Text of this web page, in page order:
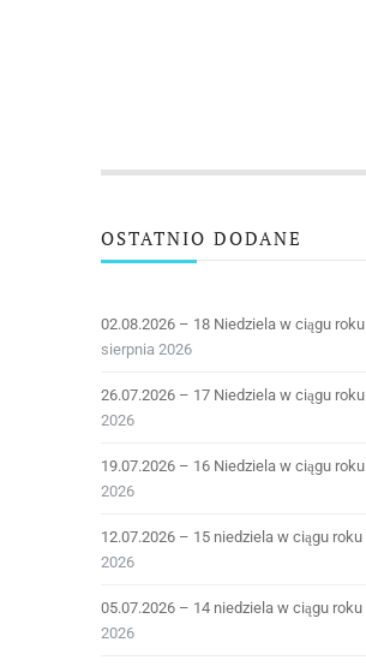
OSTATNIO DODANE
02.08.2026 – 18 Niedziela w ciągu roku
sierpnia 2026
26.07.2026 – 17 Niedziela w ciągu roku
2026
19.07.2026 – 16 Niedziela w ciągu roku
2026
12.07.2026 – 15 niedziela w ciągu roku
2026
05.07.2026 – 14 niedziela w ciągu roku
2026